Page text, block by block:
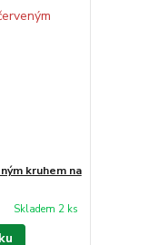
kruhem na
Skladem 2 ks